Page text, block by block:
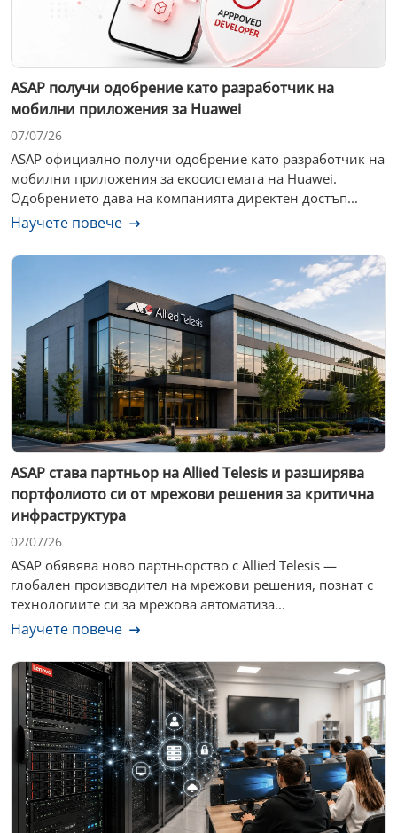
ASAP получи одобрение като разработчик на
мобилни приложения за Huawei
07/07/26
ASAP официално получи одобрение като разработчик на
мобилни приложения за екосистемата на Huawei.
Одобрението дава на компанията директен достъп...
Научете повече
ASAP става партньор на Allied Telesis и разширява
портфолиото си от мрежови решения за критична
инфраструктура
02/07/26
ASAP обявява ново партньорство с Allied Telesis —
глобален производител на мрежови решения, познат с
технологиите си за мрежова автоматиза...
Научете повече